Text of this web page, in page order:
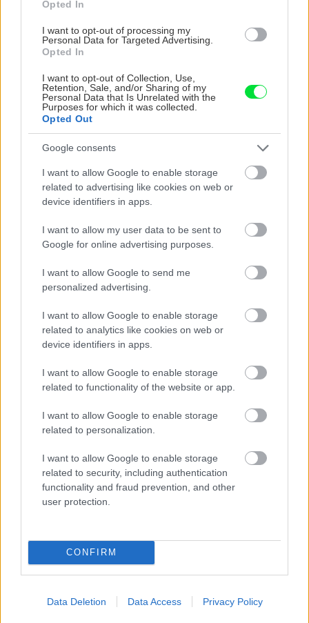
Opted In
I want to opt-out of processing my
Personal Data for Targeted Advertising.
Opted In
I want to opt-out of Collection, Use,
Retention, Sale, and/or Sharing of my
Personal Data that Is Unrelated with the
Purposes for which it was collected.
Opted Out
Google consents
I want to allow Google to enable storage
related to advertising like cookies on web or
device identifiers in apps.
I want to allow my user data to be sent to
Google for online advertising purposes.
I want to allow Google to send me
personalized advertising.
I want to allow Google to enable storage
related to analytics like cookies on web or
device identifiers in apps.
I want to allow Google to enable storage
related to functionality of the website or app.
I want to allow Google to enable storage
related to personalization.
I want to allow Google to enable storage
related to security, including authentication
functionality and fraud prevention, and other
user protection.
CONFIRM
Data Deletion Data Access Privacy Policy
11. OPÍLENIE
Vyčnievajúce perá na hranách opílime. Oba
konce spílime do pravého uhla alebo tak, aby
nám neprekážali pri prechádzaní okolo.
12. VYSTUŽENIE
Dreveným hranolčekom (5 × 5 cm) vytvoríme
výstuž čelnej hrany. Upevníme ho zvierkami